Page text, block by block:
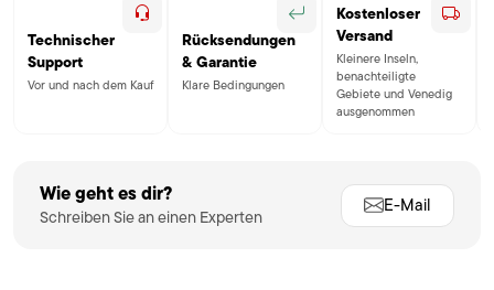
Technischer
Support
Vor und nach dem Kauf
Rücksendungen
& Garantie
Klare Bedingungen
Kostenloser
Versand
Kleinere Inseln,
benachteiligte
Gebiete und Venedig
ausgenommen
Wie geht es dir?
Schreiben Sie an einen Experten
E-Mail